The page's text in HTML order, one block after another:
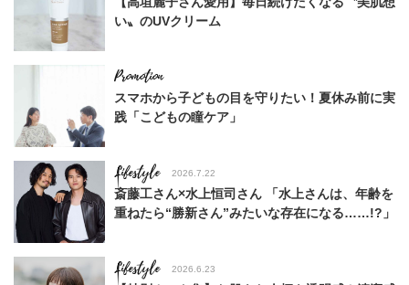
い〟のUVクリーム
スマホから子どもの目を守りたい！夏休み前に実
践「こどもの瞳ケア」
Lifestyle 2026.7.22
斎藤工さん×水上恒司さん 「水上さんは、年齢を
重ねたら“勝新さん”みたいな存在になる……!?」
Lifestyle 2026.6.23